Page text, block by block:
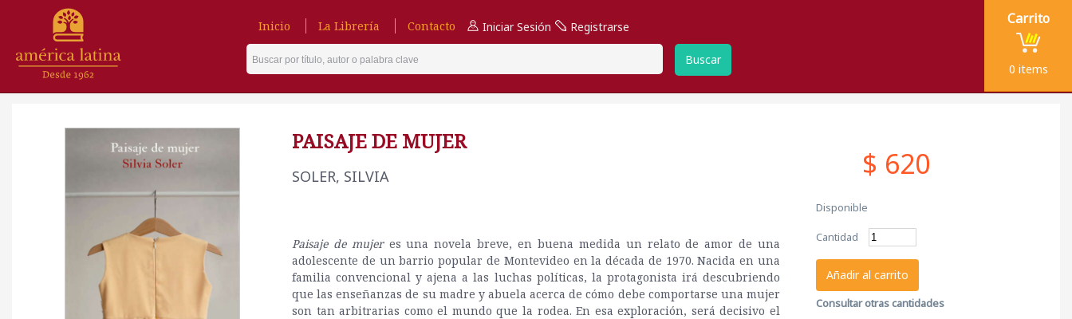
Inicio La Librería Contacto Iniciar Sesión Registrarse
Buscar
Carrito
0 items
PAISAJE DE MUJER
SOLER, SILVIA
Paisaje de mujeres una novela breve, en buena medida un relato de amor de una
adolescente de un barrio popular de Montevideo en la década de 1970. Nacida en una
familia convencional y ajena a las luchas políticas, la protagonista irá descubriendo
que las enseñanzas de su madre y abuela acerca de cómo debe comportarse una mujer
son tan arbitrarias como el mundo que la rodea. En esa exploración, será decisivo el
$ 620
Disponible
Cantidad
Añadir al carrito
Consultar otras cantidades